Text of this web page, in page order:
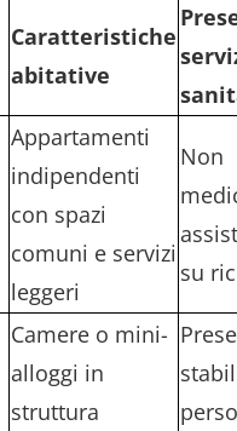
Caratteristiche
abitative
Appartamenti
indipendenti
con spazi
comuni e servizi
leggeri
Non
su
Camere o mini-
alloggi in
struttura